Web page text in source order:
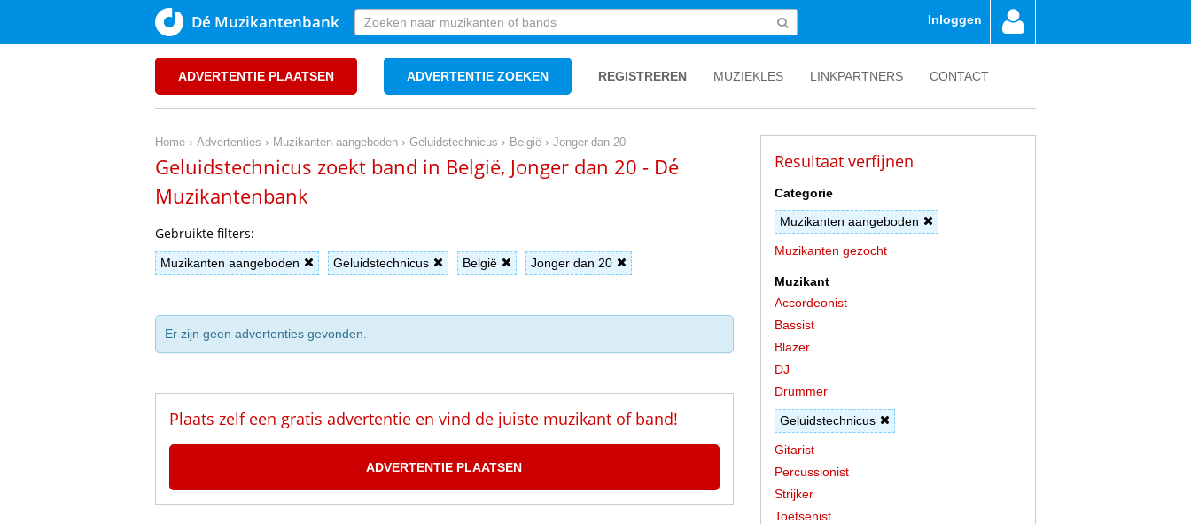
Dé Muzikantenbank Inloggen
ADVERTENTIE PLAATSEN ADVERTENTIE ZOEKEN REGISTREREN MUZIEKLES LINKPARTNERS CONTACT
Home › Advertenties › Muzikanten aangeboden › Geluidstechnicus › België › Jonger dan 20
Geluidstechnicus zoekt band in België, Jonger dan 20 - Dé
Muzikantenbank
Gebruikte filters:
Muzikanten aangeboden Geluidstechnicus België Jonger dan 20
Er zijn geen advertenties gevonden.
Plaats zelf een gratis advertentie en vind de juiste muzikant of band!
ADVERTENTIE PLAATSEN
Resultaat verfijnen
Categorie
Muzikanten aangeboden
Muzikanten gezocht
Muzikant
Accordeonist
Bassist
Blazer
DJ
Drummer
Geluidstechnicus
Gitarist
Percussionist
Strijker
Toetsenist